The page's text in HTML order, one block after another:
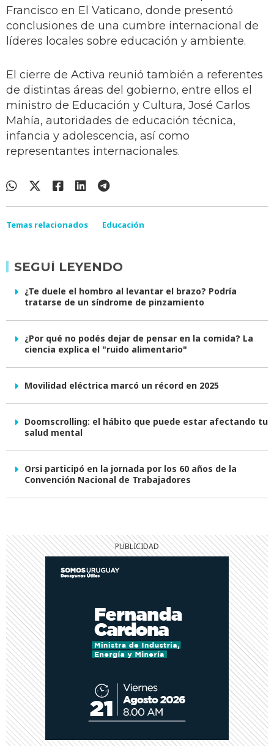
Francisco en El Vaticano, donde presentó
conclusiones de una cumbre internacional de
líderes locales sobre educación y ambiente.
El cierre de Activa reunió también a referentes
de distintas áreas del gobierno, entre ellos el
ministro de Educación y Cultura, José Carlos
Mahía, autoridades de educación técnica,
infancia y adolescencia, así como
representantes internacionales.
Temas relacionados Educación
SEGUÍ LEYENDO
¿Te duele el hombro al levantar el brazo? Podría
tratarse de un síndrome de pinzamiento
¿Por qué no podés dejar de pensar en la comida? La
ciencia explica el "ruido alimentario"
Movilidad eléctrica marcó un récord en 2025
Doomscrolling: el hábito que puede estar afectando tu
salud mental
Orsi participó en la jornada por los 60 años de la
Convención Nacional de Trabajadores